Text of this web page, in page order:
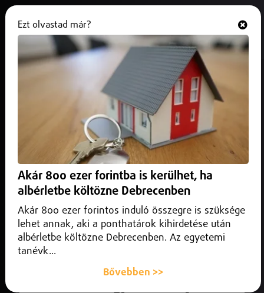
Debrecen
Meghosszabbították az Erzsébet
Ezt olvastad már?
Akár 800 ezer forintba is kerülhet, ha
albérletbe költözne Debrecenben
Akár 800 ezer forintos induló összegre is szüksége
lehet annak, aki a ponthatárok kihirdetése után
albérletbe költözne Debrecenben. Az egyetemi
tanévk...
Bővebben >>